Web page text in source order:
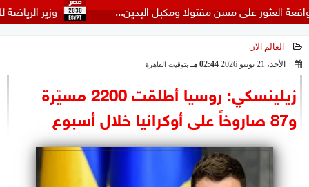
السياسة
الرئاسة
البرلمان
الوزارات
دين وفتاوى
وزير الرياضة للاعبات على مسن مقتولا ومكبل اليدين...
العالم الآن
الأحد، 21 يونيو 2026
02:44 مـ بتوقيت القاهرة
زيلينسكي: روسيا أطلقت 2200 مسيّرة
و87 صاروخاً على أوكرانيا خلال أسبوع